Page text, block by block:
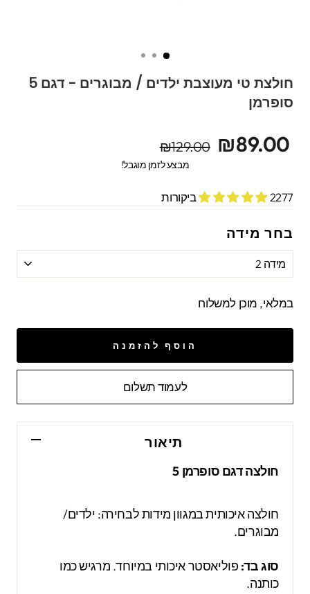
חולצת טי מעוצבת ילדים / מבוגרים - דגם 5
סופרמן
מחיר
מקורי
מחיר
מבצע
₪89.00
₪129.00
מבצע לזמן מוגבל!
2277 ביקורות
בחר מידה
במלאי, מוכן למשלוח
הוסף להזמנה
לעמוד תשלום
תיאור
חולצה דגם סופרמן 5
חולצה איכותית במגוון מידות לבחירה: ילדים/
מבוגרים.
סוג בד:פוליאסטר איכותי במיוחד. מרגיש כמו
כותנה.